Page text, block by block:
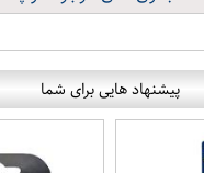
پیشنهاد هایی برای شما